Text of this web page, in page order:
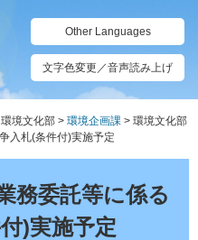
Other Languages
文字色変更／音声読み上げ
環境文化部 > 環境企画課 > 環境文化部
入札(条件付)実施予定
務委託等に係る
)実施予定